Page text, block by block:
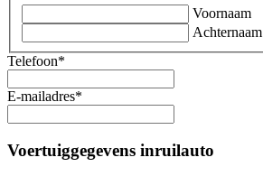
Voornaam
Achternaam
Telefoon*
E-mailadres*
Voertuiggegevens inruilauto